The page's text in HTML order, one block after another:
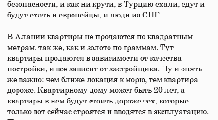
безопасности, и как ни крути, в Турцию ехали, едут и
будут ехать и европейцы, и люди из СНГ.
В Алании квартиры не продаются по квадратным
метрам, так же, как и золото по граммам. Тут
квартиры продаются в зависимости от качества
постройки, и все зависит от застройщика. Ну и опять
же важно: чем ближе локация к морю, тем квартира
дороже. Квартирному дому может быть 20 лет, а
квартиры в нем будут стоить дороже тех, которые
только вот сейчас строятся и вводятся в эксплуатацию.